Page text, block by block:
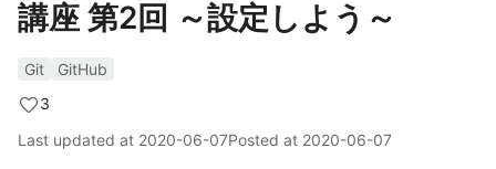
講座 第2回 ～設定しよう～
Git
GitHub
3
Last updated at 2020-06-07Posted at 2020-06-07